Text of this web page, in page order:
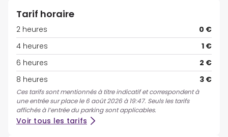
Tarif horaire
2 heures
0 €
4 heures
1 €
6 heures
2 €
8 heures
3 €
Ces tarifs sont mentionnés à titre indicatif et correspondent à
une entrée sur place le 6 août 2026 à 19:47. Seuls les tarifs
affichés à l’entrée du parking sont applicables.
Voir tous les tarifs